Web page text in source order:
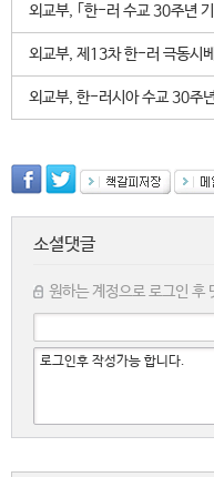
외교부, ｢한-러 수교 30주년
외교부, 제13차 한-러 극동시
외교부, 한-러시아 수교 30주
소셜댓글
원하는 계정으로 로그인 후